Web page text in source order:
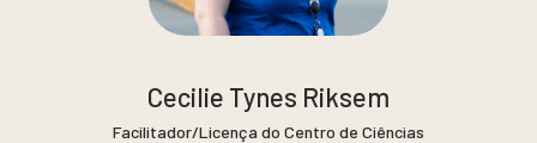
Cecilie Tynes Riksem
Facilitador/Licença do Centro de Ciências